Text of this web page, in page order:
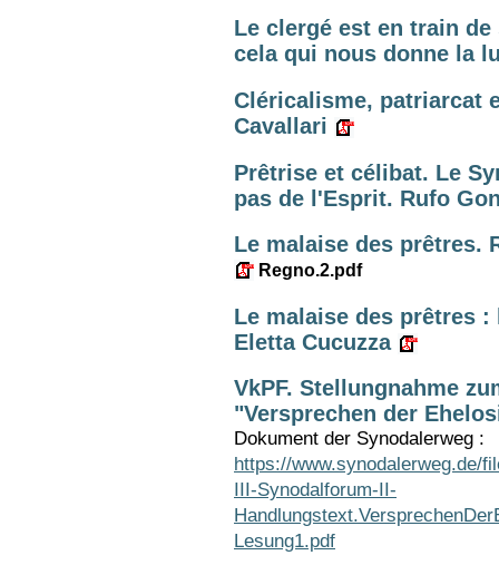
Le clergé est en train
cela qui nous donne la
Cléricalisme, patriarcat
Cavallari
Prêtrise et célibat. Le
pas de l'Esprit. Rufo
Le malaise des prêtres.
Regno.2.pdf
Le malaise des prêtres
Eletta Cucuzza
VkPF. Stellungnahme
"Versprechen der
Dokument der Synodalerweg :
https://www.synodalerweg.de/
III-Synodalforum-II-
Lesung1.pdf